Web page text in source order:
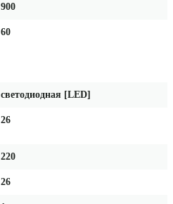
900
60
светодиодная [LED]
26
220
26